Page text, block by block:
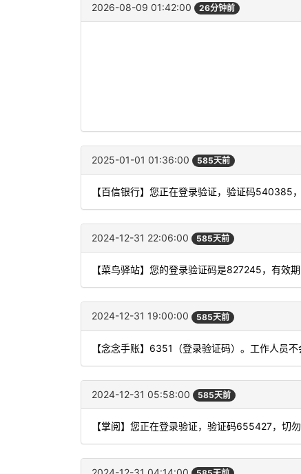
2026-08-09 01:42:00 26分钟前
2025-01-01 01:36:00 585天前
【百信银行】您正在登录验证，验证码540385
2024-12-31 22:06:00 585天前
【菜鸟驿站】您的登录验证码是827245，有效
2024-12-31 19:00:00 585天前
【念念手账】6351（登录验证码）。工作人员
2024-12-31 05:58:00 585天前
【掌阅】您正在登录验证，验证码655427，切